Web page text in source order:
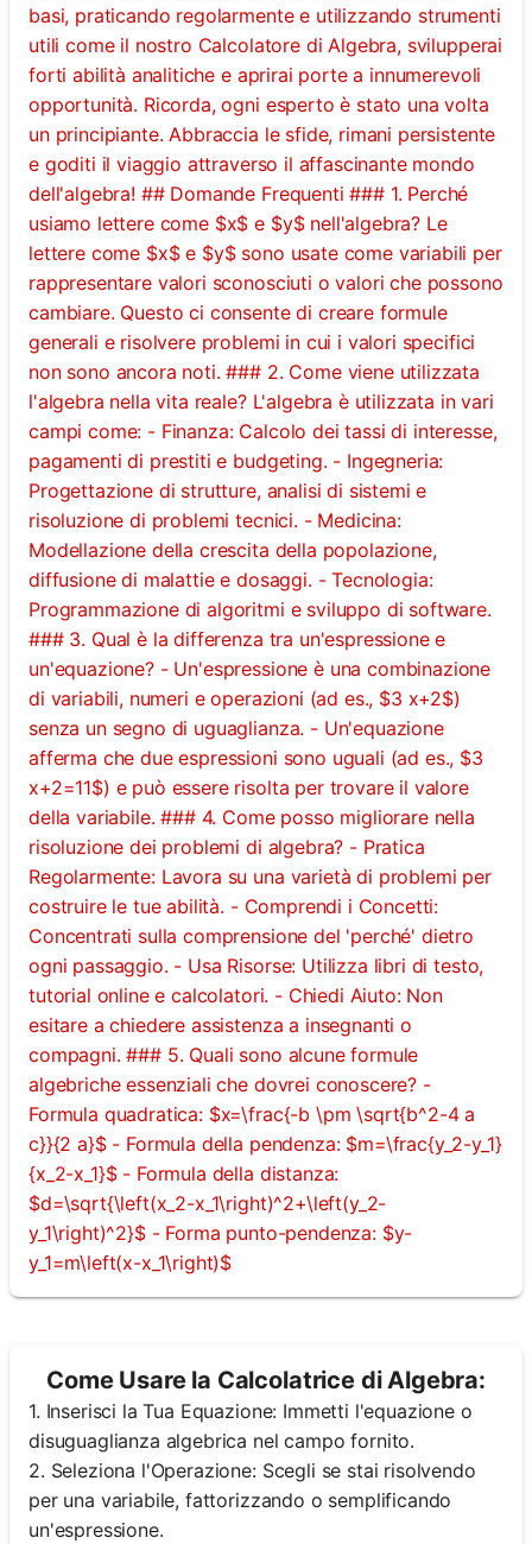
basi, praticando regolarmente e utilizzando strumenti
utili come il nostro Calcolatore di Algebra, svilupperai
forti abilità analitiche e aprirai porte a innumerevoli
opportunità. Ricorda, ogni esperto è stato una volta
un principiante. Abbraccia le sfide, rimani persistente
e goditi il viaggio attraverso il affascinante mondo
dell'algebra! ## Domande Frequenti ### 1. Perché
usiamo lettere come $x$ e $y$ nell'algebra? Le
lettere come $x$ e $y$ sono usate come variabili per
rappresentare valori sconosciuti o valori che possono
cambiare. Questo ci consente di creare formule
generali e risolvere problemi in cui i valori specifici
non sono ancora noti. ### 2. Come viene utilizzata
l'algebra nella vita reale? L'algebra è utilizzata in vari
campi come: - Finanza: Calcolo dei tassi di interesse,
pagamenti di prestiti e budgeting. - Ingegneria:
Progettazione di strutture, analisi di sistemi e
risoluzione di problemi tecnici. - Medicina:
Modellazione della crescita della popolazione,
diffusione di malattie e dosaggi. - Tecnologia:
Programmazione di algoritmi e sviluppo di software.
### 3. Qual è la differenza tra un'espressione e
un'equazione? - Un'espressione è una combinazione
di variabili, numeri e operazioni (ad es., $3 x+2$)
senza un segno di uguaglianza. - Un'equazione
afferma che due espressioni sono uguali (ad es., $3
x+2=11$) e può essere risolta per trovare il valore
della variabile. ### 4. Come posso migliorare nella
risoluzione dei problemi di algebra? - Pratica
Regolarmente: Lavora su una varietà di problemi per
costruire le tue abilità. - Comprendi i Concetti:
Concentrati sulla comprensione del 'perché' dietro
ogni passaggio. - Usa Risorse: Utilizza libri di testo,
tutorial online e calcolatori. - Chiedi Aiuto: Non
esitare a chiedere assistenza a insegnanti o
compagni. ### 5. Quali sono alcune formule
algebriche essenziali che dovrei conoscere? -
Formula quadratica: $x=\frac{-b \pm \sqrt{b^2-4 a
c}}{2 a}$ - Formula della pendenza: $m=\frac{y_2-y_1}
{x_2-x_1}$ - Formula della distanza:
$d=\sqrt{\left(x_2-x_1\right)^2+\left(y_2-
y_1\right)^2}$ - Forma punto-pendenza: $y-
y_1=m\left(x-x_1\right)$
Come Usare la Calcolatrice di Algebra:
1. Inserisci la Tua Equazione: Immetti l'equazione o
disuguaglianza algebrica nel campo fornito.
2. Seleziona l'Operazione: Scegli se stai risolvendo
per una variabile, fattorizzando o semplificando
un'espressione.